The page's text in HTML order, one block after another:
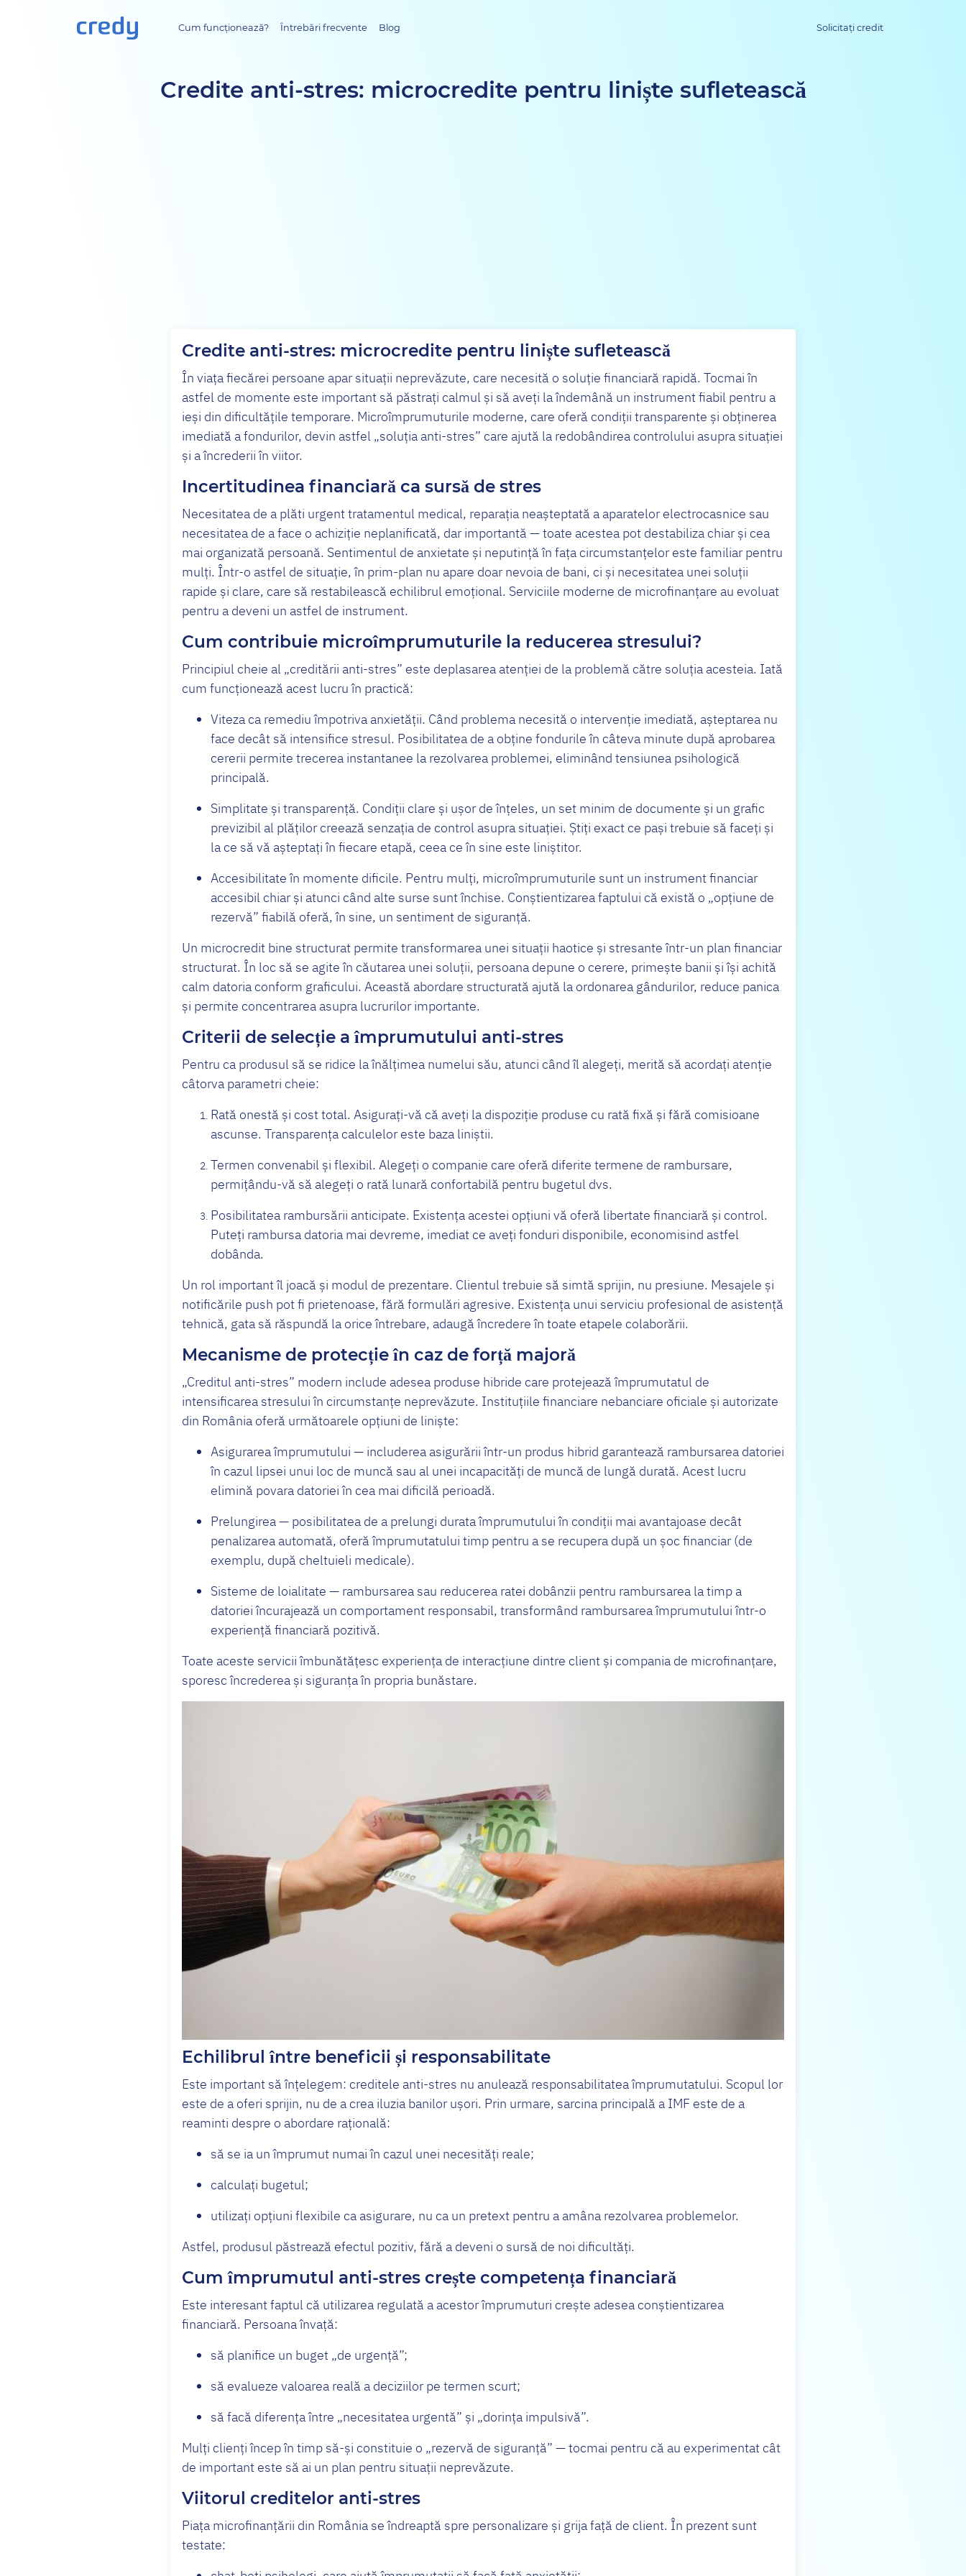
Cum funcționează? Întrebări frecvente Blog Solicitați credit
Credite anti-stres: microcredite pentru liniște sufletească
Credite anti-stres: microcredite pentru liniște sufletească
În viața fiecărei persoane apar situații neprevăzute, care necesită o soluție financiară rapidă. Tocmai în
astfel de momente este important să păstrați calmul și să aveți la îndemână un instrument fiabil pentru a
ieși din dificultățile temporare. Microîmprumuturile moderne, care oferă condiții transparente și obținerea
imediată a fondurilor, devin astfel „soluția anti-stres” care ajută la redobândirea controlului asupra situației
și a încrederii în viitor.
Incertitudinea financiară ca sursă de stres
Necesitatea de a plăti urgent tratamentul medical, reparația neașteptată a aparatelor electrocasnice sau
necesitatea de a face o achiziție neplanificată, dar importantă — toate acestea pot destabiliza chiar și cea
mai organizată persoană. Sentimentul de anxietate și neputință în fața circumstanțelor este familiar pentru
mulți. Într-o astfel de situație, în prim-plan nu apare doar nevoia de bani, ci și necesitatea unei soluții
rapide și clare, care să restabilească echilibrul emoțional. Serviciile moderne de microfinanțare au evoluat
pentru a deveni un astfel de instrument.
Cum contribuie microîmprumuturile la reducerea stresului?
Principiul cheie al „creditării anti-stres” este deplasarea atenției de la problemă către soluția acesteia. Iată
cum funcționează acest lucru în practică:
Viteza ca remediu împotriva anxietății. Când problema necesită o intervenție imediată, așteptarea nu
face decât să intensifice stresul. Posibilitatea de a obține fondurile în câteva minute după aprobarea
cererii permite trecerea instantanee la rezolvarea problemei, eliminând tensiunea psihologică
principală.
Simplitate și transparență. Condiții clare și ușor de înțeles, un set minim de documente și un grafic
previzibil al plăților creează senzația de control asupra situației. Știți exact ce pași trebuie să faceți și
la ce să vă așteptați în fiecare etapă, ceea ce în sine este liniștitor.
Accesibilitate în momente dificile. Pentru mulți, microîmprumuturile sunt un instrument financiar
accesibil chiar și atunci când alte surse sunt închise. Conștientizarea faptului că există o „opțiune de
rezervă” fiabilă oferă, în sine, un sentiment de siguranță.
Un microcredit bine structurat permite transformarea unei situații haotice și stresante într-un plan financiar
structurat. În loc să se agite în căutarea unei soluții, persoana depune o cerere, primește banii și își achită
calm datoria conform graficului. Această abordare structurată ajută la ordonarea gândurilor, reduce panica
și permite concentrarea asupra lucrurilor importante.
Criterii de selecție a împrumutului anti-stres
Pentru ca produsul să se ridice la înălțimea numelui său, atunci când îl alegeți, merită să acordați atenție
câtorva parametri cheie:
Rată onestă și cost total. Asigurați-vă că aveți la dispoziție produse cu rată fixă și fără comisioane
ascunse. Transparența calculelor este baza liniștii.
Termen convenabil și flexibil. Alegeți o companie care oferă diferite termene de rambursare,
permițându-vă să alegeți o rată lunară confortabilă pentru bugetul dvs.
Posibilitatea rambursării anticipate. Existența acestei opțiuni vă oferă libertate financiară și control.
Puteți rambursa datoria mai devreme, imediat ce aveți fonduri disponibile, economisind astfel
dobânda.
Un rol important îl joacă și modul de prezentare. Clientul trebuie să simtă sprijin, nu presiune. Mesajele și
notificările push pot fi prietenoase, fără formulări agresive. Existența unui serviciu profesional de asistență
tehnică, gata să răspundă la orice întrebare, adaugă încredere în toate etapele colaborării.
Mecanisme de protecție în caz de forță majoră
„Creditul anti-stres” modern include adesea produse hibride care protejează împrumutatul de
intensificarea stresului în circumstanțe neprevăzute. Instituțiile financiare nebanciare oficiale și autorizate
din România oferă următoarele opțiuni de liniște:
Asigurarea împrumutului — includerea asigurării într-un produs hibrid garantează rambursarea datoriei
în cazul lipsei unui loc de muncă sau al unei incapacități de muncă de lungă durată. Acest lucru
elimină povara datoriei în cea mai dificilă perioadă.
Prelungirea — posibilitatea de a prelungi durata împrumutului în condiții mai avantajoase decât
penalizarea automată, oferă împrumutatului timp pentru a se recupera după un șoc financiar (de
exemplu, după cheltuieli medicale).
Sisteme de loialitate — rambursarea sau reducerea ratei dobânzii pentru rambursarea la timp a
datoriei încurajează un comportament responsabil, transformând rambursarea împrumutului într-o
experiență financiară pozitivă.
Toate aceste servicii îmbunătățesc experiența de interacțiune dintre client și compania de microfinanțare,
sporesc încrederea și siguranța în propria bunăstare.
Echilibrul între beneficii și responsabilitate
Este important să înțelegem: creditele anti-stres nu anulează responsabilitatea împrumutatului. Scopul lor
este de a oferi sprijin, nu de a crea iluzia banilor ușori. Prin urmare, sarcina principală a IMF este de a
reaminti despre o abordare rațională:
să se ia un împrumut numai în cazul unei necesități reale;
calculați bugetul;
utilizați opțiuni flexibile ca asigurare, nu ca un pretext pentru a amâna rezolvarea problemelor.
Astfel, produsul păstrează efectul pozitiv, fără a deveni o sursă de noi dificultăți.
Cum împrumutul anti-stres crește competența financiară
Este interesant faptul că utilizarea regulată a acestor împrumuturi crește adesea conștientizarea
financiară. Persoana învață:
să planifice un buget „de urgență”;
să evalueze valoarea reală a deciziilor pe termen scurt;
să facă diferența între „necesitatea urgentă” și „dorința impulsivă”.
Mulți clienți încep în timp să-și constituie o „rezervă de siguranță” — tocmai pentru că au experimentat cât
de important este să ai un plan pentru situații neprevăzute.
Viitorul creditelor anti-stres
Piața microfinanțării din România se îndreaptă spre personalizare și grija față de client. În prezent sunt
testate: